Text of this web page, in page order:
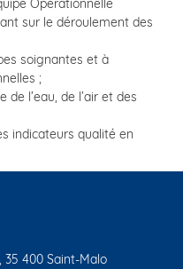
Opérationnelle
sur le déroulement des
soignantes et à
;
l’eau, de l’air et des
indicateurs qualité en
35 400 Saint-Malo